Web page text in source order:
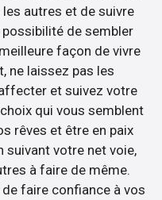
autres et de suivre
de sembler
façon de vivre
ne laissez pas les
et suivez votre
qui vous semblent
rêves et être en paix
suivant votre net voie,
à faire de même.
faire confiance à vos